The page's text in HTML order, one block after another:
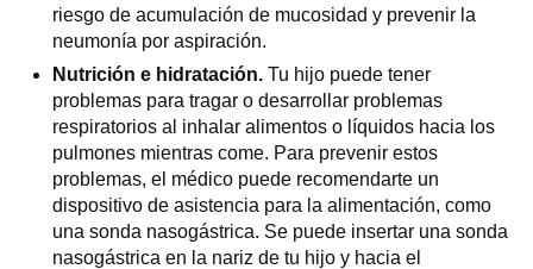
riesgo de acumulación de mucosidad y prevenir la
neumonía por aspiración.
Nutrición e hidratación. Tu hijo puede tener
problemas para tragar o desarrollar problemas
respiratorios al inhalar alimentos o líquidos hacia los
pulmones mientras come. Para prevenir estos
problemas, el médico puede recomendarte un
dispositivo de asistencia para la alimentación, como
una sonda nasogástrica. Se puede insertar una sonda
nasogástrica en la nariz de tu hijo y hacia el